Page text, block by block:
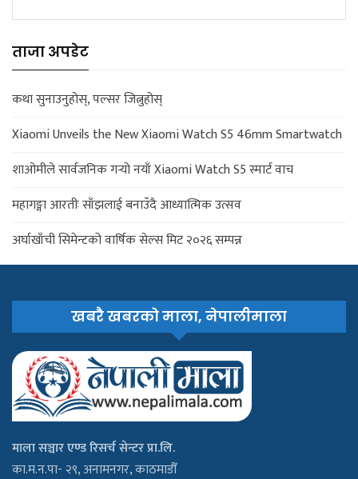
ताजा अपडेट
कथा सुनाउनुहोस्, पल्सर जित्नुहोस्
Xiaomi Unveils the New Xiaomi Watch S5 46mm Smartwatch
शाओमीले सार्वजनिक गर्‍यो नयाँ Xiaomi Watch S5 स्मार्ट वाच
महागङ्गा आरतीः साँझलाई बनाउँदै आध्यात्मिक उत्सव
अर्घाखाँची सिमेन्टको वार्षिक सेल्स मिट २०२६ सम्पन्न
खबरै खबरको माला, नेपालीमाला
माला सञ्चार एण्ड रिसर्च सेन्टर प्रा.लि.
का.म.न.पा- २९, अनामनगर, काठमाडौँ